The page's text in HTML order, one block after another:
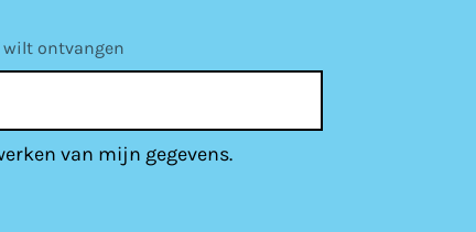
wilt ontvangen
van mijn gegevens.